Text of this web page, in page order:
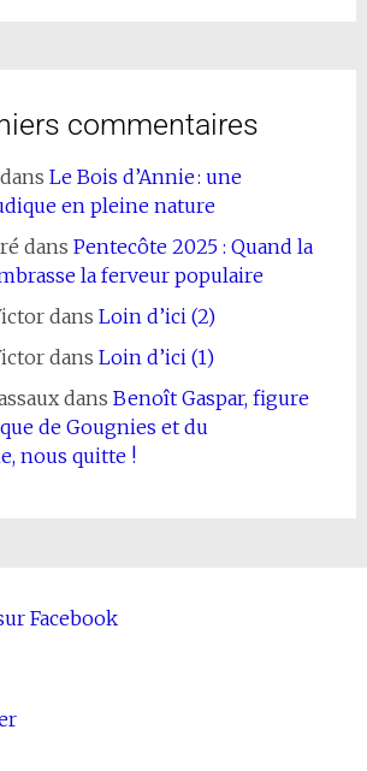
commentaires
Le Bois d’Annie : une
en pleine nature
dans Pentecôte 2025 : Quand la
la ferveur populaire
dans Loin d’ici (2)
dans Loin d’ici (1)
dans Benoît Gaspar, figure
de Gougnies et du
nous quitte !
Facebook